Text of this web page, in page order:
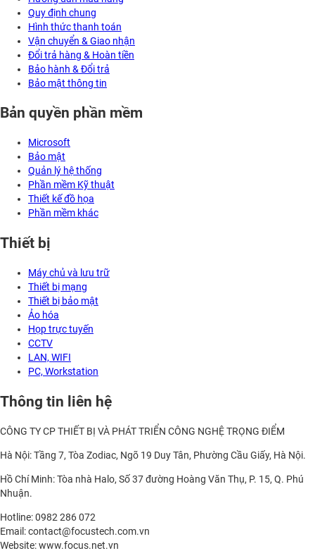
Quy định chung
Hình thức thanh toán
Vận chuyển & Giao nhận
Đổi trả hàng & Hoàn tiền
Bảo hành & Đổi trả
Bảo mật thông tin
Bản quyền phần mềm
Microsoft
Bảo mật
Quản lý hệ thống
Phần mềm Kỹ thuật
Thiết kế đồ họa
Phần mềm khác
Thiết bị
Máy chủ và lưu trữ
Thiết bị mạng
Thiết bị bảo mật
Ảo hóa
Họp trực tuyến
CCTV
LAN, WIFI
PC, Workstation
Thông tin liên hệ
CÔNG TY CP THIẾT BỊ VÀ PHÁT TRIỂN CÔNG NGHỆ TRỌNG ĐIỂM
Hà Nội: Tầng 7, Tòa Zodiac, Ngõ 19 Duy Tân, Phường Cầu Giấy, Hà Nội.
Hồ Chí Minh: Tòa nhà Halo, Số 37 đường Hoàng Văn Thụ, P. 15, Q. Phú
Nhuận.
Hotline: 0982 286 072
Email: contact@focustech.com.vn
Website: www.focus.net.vn